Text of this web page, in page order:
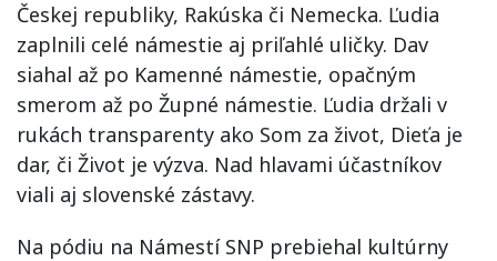
Českej republiky, Rakúska či Nemecka. Ľudia
zaplnili celé námestie aj priľahlé uličky. Dav
siahal až po Kamenné námestie, opačným
smerom až po Župné námestie. Ľudia držali v
rukách transparenty ako Som za život, Dieťa je
dar, či Život je výzva. Nad hlavami účastníkov
viali aj slovenské zástavy.
Na pódiu na Námestí SNP prebiehal kultúrny